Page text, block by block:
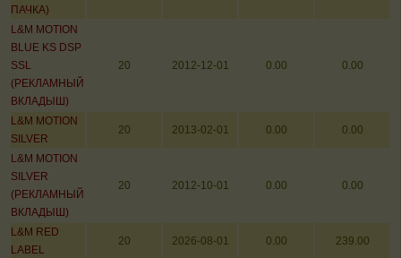
ПАЧКА)
L&M MOTION
BLUE KS DSP
SSL
(РЕКЛАМНЫЙ
ВКЛАДЫШ)
20 2012-12-01 0.00 0.00
L&M MOTION
SILVER
20 2013-02-01 0.00 0.00
L&M MOTION
SILVER
(РЕКЛАМНЫЙ
ВКЛАДЫШ)
20 2012-10-01 0.00 0.00
L&M RED
LABEL
20 2026-08-01 0.00 239.00